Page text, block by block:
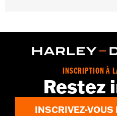
Sold In Units:Each
1 year limited
d.com/warrantyfor full details
INSCRIPTION À
Restez
INSCRIVEZ-VOUS